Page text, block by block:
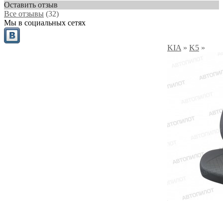
Оставить отзыв
Все отзывы (32)
Мы в социальных сетях
KIA » K5 »